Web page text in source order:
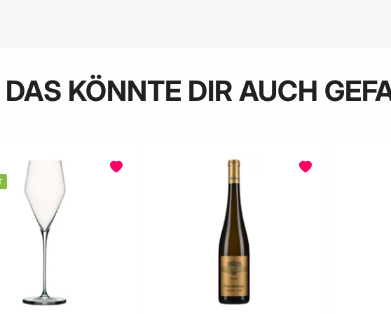
DAS KÖNNTE DIR AUCH